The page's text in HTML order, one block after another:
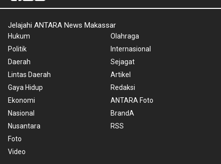
Jelajahi ANTARA News Makassar
Hukum
Politik
Daerah
Lintas Daerah
Gaya Hidup
Ekonomi
Nasional
Nusantara
Foto
Video
Olahraga
Internasional
Sejagat
Artikel
Redaksi
ANTARA Foto
BrandA
RSS